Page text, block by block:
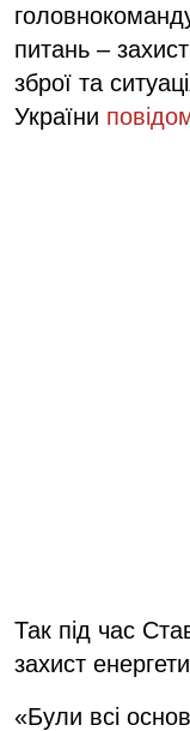
питань –
зброї та
України
Так під час
захист
«Були всі